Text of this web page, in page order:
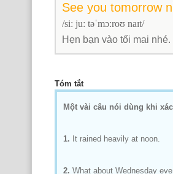
See you tomorrow
/siː juː təˈmɔːroʊ naɪt/
Hẹn bạn vào tối mai nhé.
Tóm tắt
Một vài câu nói dùng khi
1. It rained heavily at noon.
2. What about Wednesday